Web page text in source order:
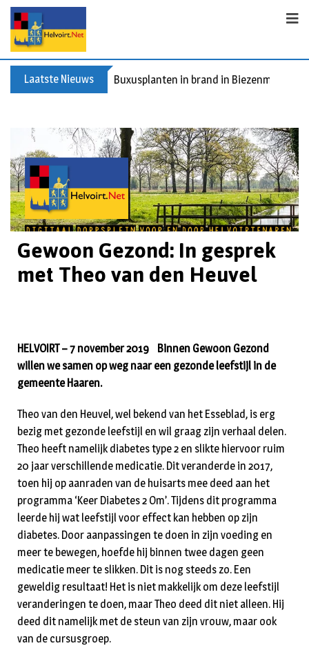
Laatste Nieuws Buxusplanten in brand in Biezenmortel,
Gewoon Gezond: In gesprek
met Theo van den Heuvel
HELVOIRT – 7 november 2019
Binnen Gewoon Gezond
willen we samen op weg naar een gezonde leefstijl in de
gemeente Haaren.
Theo van den Heuvel, wel bekend van het Esseblad, is erg
bezig met gezonde leefstijl en wil graag zijn verhaal delen.
Theo heeft namelijk diabetes type 2 en slikte hiervoor ruim
20 jaar verschillende medicatie. Dit veranderde in 2017,
toen hij op aanraden van de huisarts mee deed aan het
programma ‘Keer Diabetes 2 Om’. Tijdens dit programma
leerde hij wat leefstijl voor effect kan hebben op zijn
diabetes. Door aanpassingen te doen in zijn voeding en
meer te bewegen, hoefde hij binnen twee dagen geen
medicatie meer te slikken. Dit is nog steeds zo. Een
geweldig resultaat! Het is niet makkelijk om deze leefstijl
veranderingen te doen, maar Theo deed dit niet alleen. Hij
deed dit namelijk met de steun van zijn vrouw, maar ook
van de cursusgroep.